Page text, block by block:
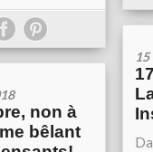
non à
bêlant